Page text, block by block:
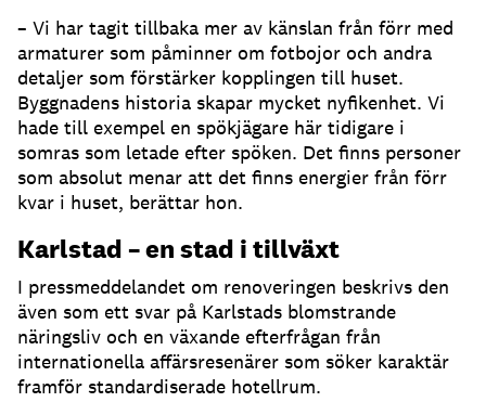
– Vi har tagit tillbaka mer av känslan från förr med
armaturer som påminner om fotbojor och andra
detaljer som förstärker kopplingen till huset.
Byggnadens historia skapar mycket nyfikenhet. Vi
hade till exempel en spökjägare här tidigare i
somras som letade efter spöken. Det finns personer
som absolut menar att det finns energier från förr
kvar i huset, berättar hon.
Karlstad – en stad i tillväxt
I pressmeddelandet om renoveringen beskrivs den
även som ett svar på Karlstads blomstrande
näringsliv och en växande efterfrågan från
internationella affärsresenärer som söker karaktär
framför standardiserade hotellrum.